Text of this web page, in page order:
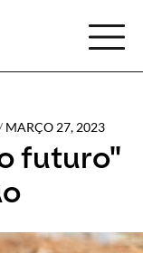
MARÇO 27, 2023
futuro"